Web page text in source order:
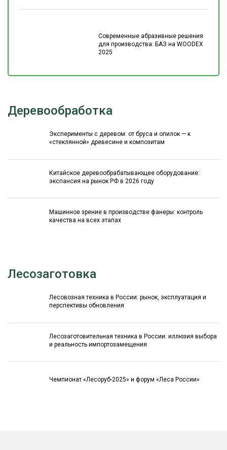
Современные абразивные решения
для производства: БАЗ на WOODEX
2025
Деревообработка
Эксперименты с деревом: от бруса и опилок — к
«стеклянной» древесине и композитам
Китайское деревообрабатывающее оборудование:
экспансия на рынок РФ в 2026 году
Машинное зрение в производстве фанеры: контроль
качества на всех этапах
Лесозаготовка
Лесовозная техника в России: рынок, эксплуатация и
перспективы обновления
Лесозаготовительная техника в России: иллюзия выбора
и реальность импортозамещения
Чемпионат «Лесоруб-2025» и форум «Леса России»